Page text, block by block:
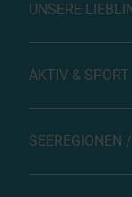
UNSERE
AKTIV & SPORT
SEEREGIONEN